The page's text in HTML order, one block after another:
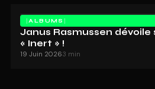
ALBUMS
Janus Rasmussen dévoile
« Inert » !
19 Juin 20263 min